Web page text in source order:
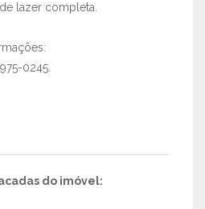
lazer completa.
0245.
do imóvel: